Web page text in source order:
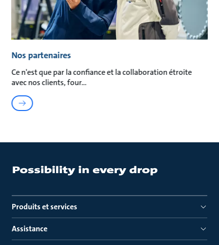
Nos partenaires
Ce n'est que par la confiance et la collaboration étroite
avec nos clients, four
Produits et services
Assistance